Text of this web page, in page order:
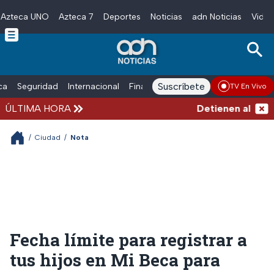
Skip to main content
Azteca UNO Azteca 7 Deportes Noticias adn Noticias
Seguridad Internacional Finanzas adn Noticias Radio
Suscríbete TV En Vivo
ÚLTIMA HORA Detienen al
/ Ciudad / Nota
Fecha límite para registrar a
tus hijos en Mi Beca para